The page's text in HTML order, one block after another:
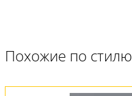
Похожие по стилю